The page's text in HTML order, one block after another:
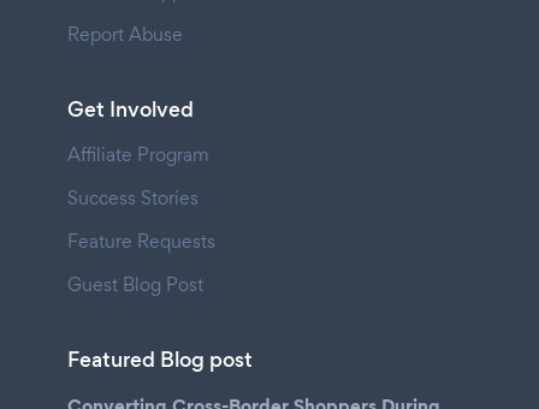
Report Abuse
Get Involved
Affiliate Program
Success Stories
Feature Requests
Guest Blog Post
Featured Blog post